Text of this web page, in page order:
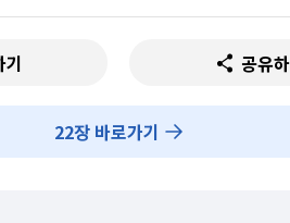
기 공유
22장 바로가기